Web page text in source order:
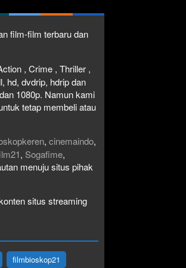
film-film terbaru dan
, Crime , Thriller ,
hd, dvdrip, hdrip dan
1080p. Namun kami
tetap membeli atau
, cinemaindo,
, Sogafime,
menuju situs pihak
situs streaming
filmbioskop21